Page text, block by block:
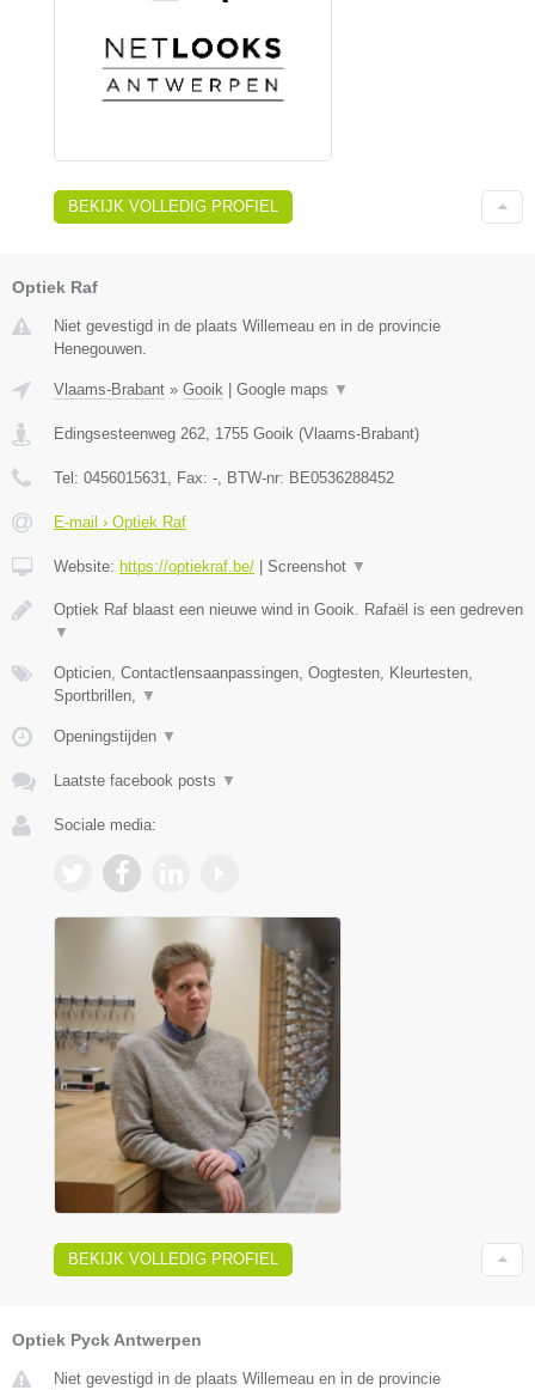
BEKIJK VOLLEDIG PROFIEL
Optiek Raf
Niet gevestigd in de plaats Willemeau en in de provincie
Henegouwen.
Vlaams-Brabant » Gooik | Google maps ▼
Edingsesteenweg 262 1755 Gooik (Vlaams-Brabant)
Tel: 0456015631 , Fax: - , BTW-nr: BE0536288452
E-mail › Optiek Raf
Website: https://optiekraf.be/ | Screenshot ▼
Optiek Raf blaast een nieuwe wind in Gooik. Rafaël is een gedreven
▼
Opticien, Contactlensaanpassingen, Oogtesten, Kleurtesten,
Sportbrillen,
▼
Openingstijden ▼
Laatste facebook posts ▼
Sociale media:
BEKIJK VOLLEDIG PROFIEL
Optiek Pyck Antwerpen
Niet gevestigd in de plaats Willemeau en in de provincie